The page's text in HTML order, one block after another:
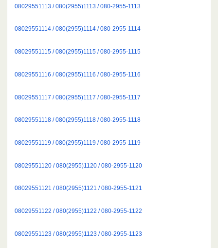
08029551113 / 080(2955)1113 / 080-2955-1113
08029551114 / 080(2955)1114 / 080-2955-1114
08029551115 / 080(2955)1115 / 080-2955-1115
08029551116 / 080(2955)1116 / 080-2955-1116
08029551117 / 080(2955)1117 / 080-2955-1117
08029551118 / 080(2955)1118 / 080-2955-1118
08029551119 / 080(2955)1119 / 080-2955-1119
08029551120 / 080(2955)1120 / 080-2955-1120
08029551121 / 080(2955)1121 / 080-2955-1121
08029551122 / 080(2955)1122 / 080-2955-1122
08029551123 / 080(2955)1123 / 080-2955-1123